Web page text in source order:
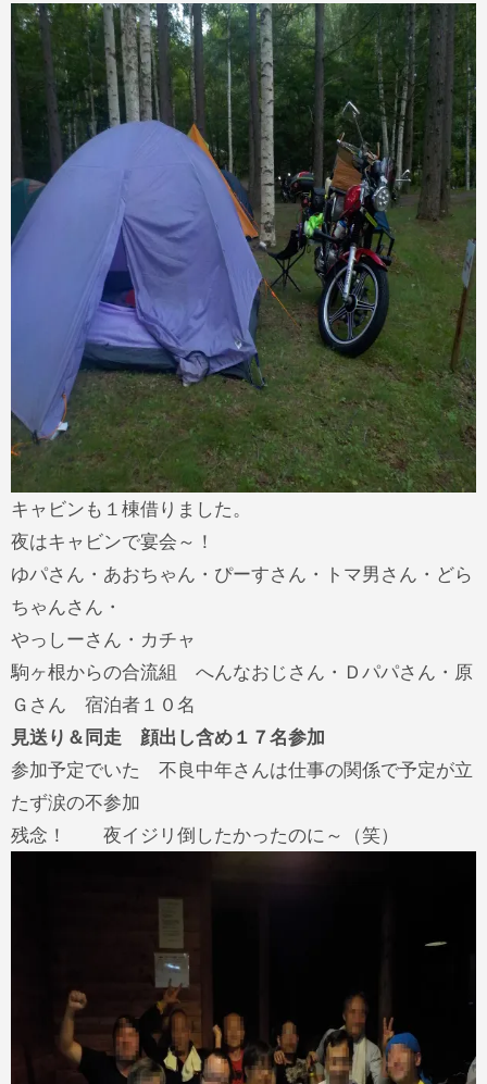
キャビンも１棟借りました。
夜はキャビンで宴会～！
ゆパさん・あおちゃん・ぴーすさん・トマ男さん・どら
ちゃんさん・
やっしーさん・カチャ
駒ヶ根からの合流組 へんなおじさん・Ｄパパさん・原
Ｇさん 宿泊者１０名
見送り＆同走 顔出し含め１７名参加
参加予定でいた 不良中年さんは仕事の関係で予定が立
たず涙の不参加
残念！ 夜イジリ倒したかったのに～（笑）